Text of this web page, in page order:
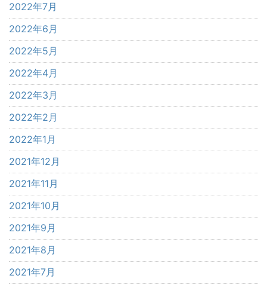
2022年7月
2022年6月
2022年5月
2022年4月
2022年3月
2022年2月
2022年1月
2021年12月
2021年11月
2021年10月
2021年9月
2021年8月
2021年7月